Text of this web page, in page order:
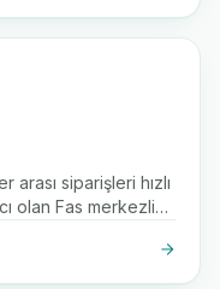
siparişleri hızlı
olan Fas merkezli
hızlı sevkiyat ve